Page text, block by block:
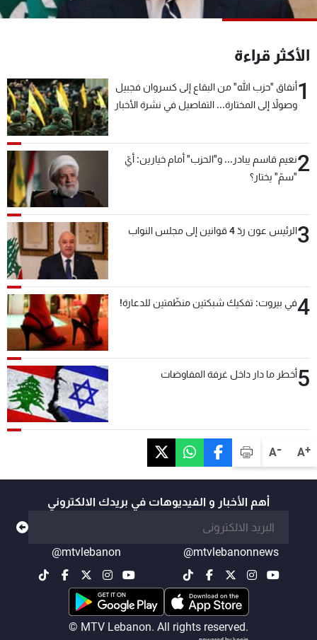
A+
A-
الأكثر قراءة
1أنفاق "حزب الله" من البقاع إلى كسروان فجبيل
وصولاً إلى المختارة... التفاصيل في نشرة الأخبار
2نعيم قاسم يبادر... و"الحزب" أمام خيارين: أيّ
"سمّ" يختار؟
3الرئيس عون ردّ 4 قوانين إلى مجلس النواب
4في بيروت: تفكيك شبكتين منظّمتين للدعارة!
5أخطر ما دار داخل غرفة المفاوضات
أهم الأخبار و الفيديوهات في بريدك الالكتروني
@mtvlebanonnews
@mtvlebanon
© MTV Lebanon. All rights reserved.
جدول البرامج
شاهد البرامج
عن MTV
الإنـتـاج
وظائف
تواصل معنا
شروط الإسـتخدام
سياسة الخصوصية